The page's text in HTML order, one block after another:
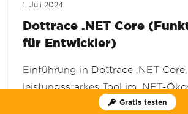
1. Juli 2024
Dottrace .NET Core
für Entwickler)
Einführung in Dottrace .NET
leistungsstarkes Tool im .NET-
als wesentliches .NET-Tool für die
Gratis testen